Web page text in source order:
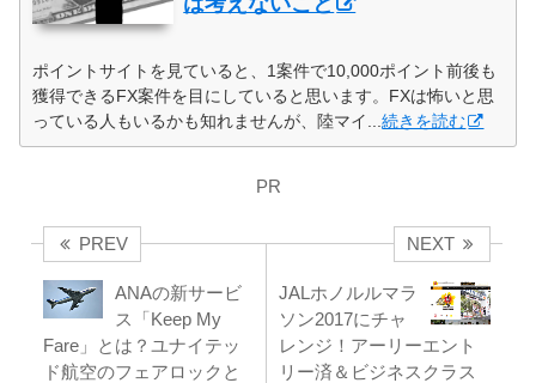
ポイントサイトを見ていると、1案件で10,000ポイント前後も
獲得できるFX案件を目にしていると思います。FXは怖いと思
っている人もいるかも知れませんが、陸マイ...続きを読む
PR
PREV
ANAの新サービ
ス「Keep My
Fare」とは？ユナイテッ
ド航空のフェアロックと
NEXT
JALホノルルマラ
ソン2017にチャ
レンジ！アーリーエント
リー済＆ビジネスクラス